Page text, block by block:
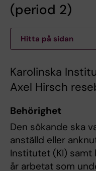
(period 2)
Hitta på sidan
Karolinska
Axel Hirsch
Behörighet
Den sökande ska
anställd eller
Institutet (KI) samt
år arbetat som